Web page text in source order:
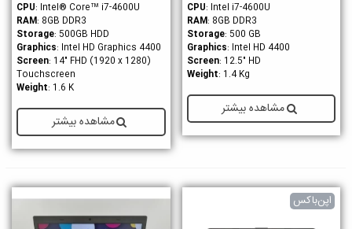
CPU: Intel i7-4600U
RAM: 8GB DDR3
Storage: 500 GB
Graphics: Intel HD 4400
Screen: 12.5" HD
Weight: 1.4 Kg
مشاهده بیشتر
CPU: Intel® Core™ i7-4600U
RAM: 8GB DDR3
Storage: 500GB HDD
Graphics: Intel HD Graphics 4400
Screen: 14" FHD (1920 x 1280)
Touchscreen
Weight: 1.6 K
مشاهده بیشتر
اپن‌باکس